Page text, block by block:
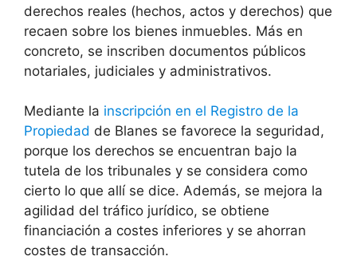
derechos reales (hechos, actos y derechos) que
recaen sobre los bienes inmuebles. Más en
concreto, se inscriben documentos públicos
notariales, judiciales y administrativos.
Mediante la inscripción en el Registro de la
Propiedad de Blanes se favorece la seguridad,
porque los derechos se encuentran bajo la
tutela de los tribunales y se considera como
cierto lo que allí se dice. Además, se mejora la
agilidad del tráfico jurídico, se obtiene
financiación a costes inferiores y se ahorran
costes de transacción.